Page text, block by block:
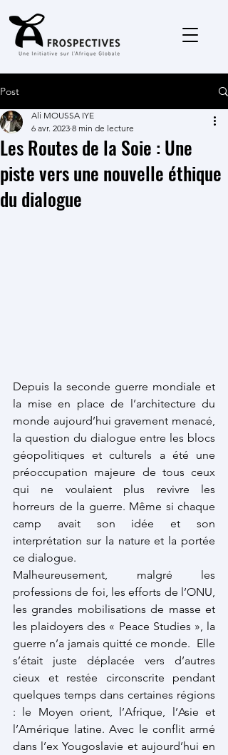
Post
Les Routes de la Soie : Une
piste vers une nouvelle éthique
du dialogue
Ali MOUSSA IYE
6 avr. 2023 8 min de lecture
Depuis la seconde guerre mondiale et
la mise en place de l’architecture du
monde aujourd’hui gravement menacé,
la question du dialogue entre les blocs
géopolitiques et culturels a été une
préoccupation majeure de tous ceux
qui ne voulaient plus revivre les
horreurs de la guerre. Même si chaque
camp avait son idée et son
interprétation sur la nature et la portée
ce dialogue.
Malheureusement, malgré les
professions de foi, les efforts de l’ONU,
les grandes mobilisations de masse et
les plaidoyers des « Peace Studies », la
guerre n’a jamais quitté ce monde.  Elle
s’était juste déplacée vers d’autres
cieux et restée circonscrite pendant
quelques temps dans certaines régions
: le Moyen orient, l’Afrique, l’Asie et
l’Amérique latine. Avec le conflit armé
dans l’ex Yougoslavie et aujourd’hui en